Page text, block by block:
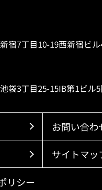
宿7丁目10-19西新宿ビ
袋3丁目25-15IB第1ビル
お問い合わ
サイトマッ
リシー